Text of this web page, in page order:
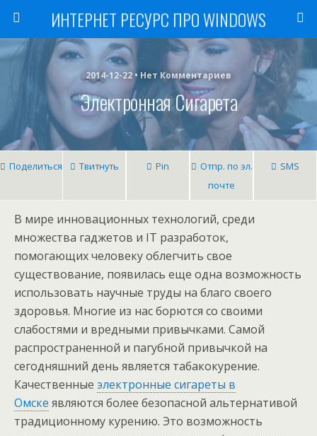
ИНТЕРНЕТ РЕСУРС ПРО WINDOWS
2014-12-22 • Нет Комментариев
Электронная Сигарета
Поделиться Твитнуть Pin
Отпр. по эл.
почте
SMS
В мире инновационных технологий, среди
множества гаджетов и IT разработок,
помогающих человеку облегчить свое
существование, появилась еще одна возможность
использовать научные труды на благо своего
здоровья. Многие из нас борются со своими
слабостями и вредными привычками. Самой
распространенной и пагубной привычкой на
сегодняшний день является табакокурение.
Качественные электронные сигареты в
Омске являются более безопасной альтернативой
традиционному курению. Это возможность